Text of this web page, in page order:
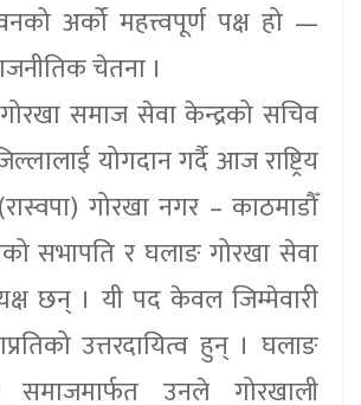
अर्को महत्त्वपूर्ण पक्ष हो —
चेतना ।
समाज सेवा केन्द्रको सचिव
योगदान गर्दै आज राष्ट्रिय
(रास्वपा) गोरखा नगर – काठमाडौँ
सभापति र घलाङ गोरखा सेवा
छन् । यी पद केवल जिम्मेवारी
उत्तरदायित्व हुन् । घलाङ
समाजमार्फत उनले गोरखाली